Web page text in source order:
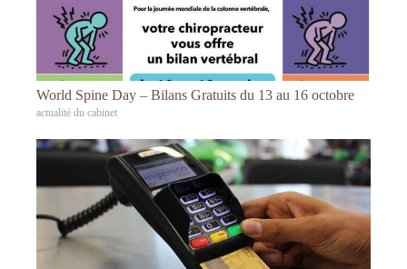
World Spine Day – Bilans Gratuits du 13 au 16 octobre
actualité du cabinet